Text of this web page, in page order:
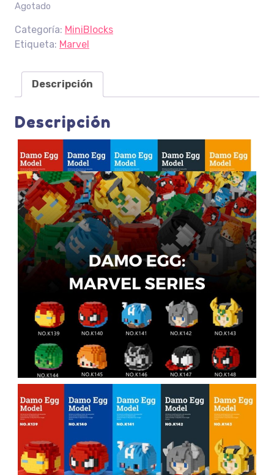
Agotado
Categoría: MiniBlocks
Etiqueta: Marvel
Descripción
Descripción